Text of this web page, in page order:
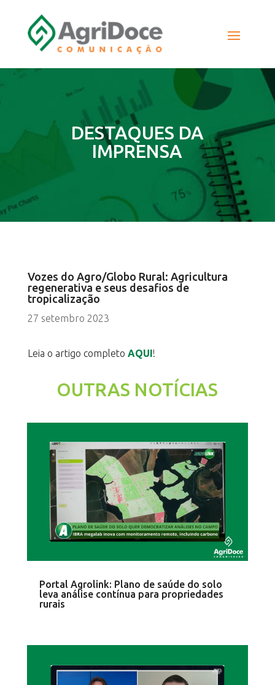
DESTAQUES DA
IMPRENSA
Vozes do Agro/Globo Rural: Agricultura
regenerativa e seus desafios de
tropicalização
27 setembro 2023
Leia o artigo completo AQUI!
OUTRAS NOTÍCIAS
Portal Agrolink: Plano de saúde do solo
leva análise contínua para propriedades
rurais